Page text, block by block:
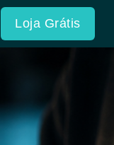
Loja Grátis